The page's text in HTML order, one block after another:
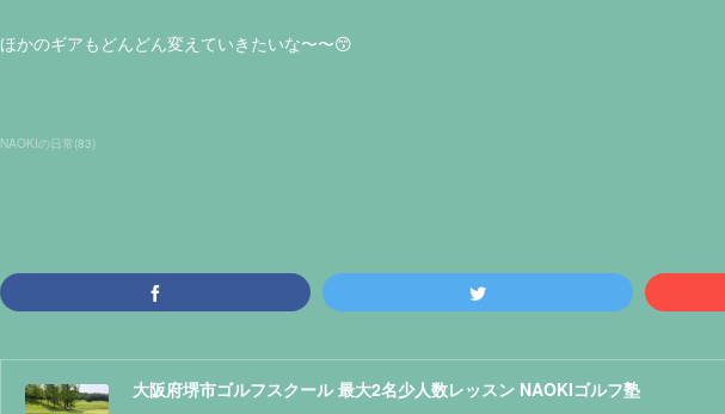
ほかのギアもどんどん変えていきたいな〜〜😙
NAOKIの日常(83)
大阪府堺市ゴルフスクール 最大2名少人数レッスン NAOKIゴルフ塾